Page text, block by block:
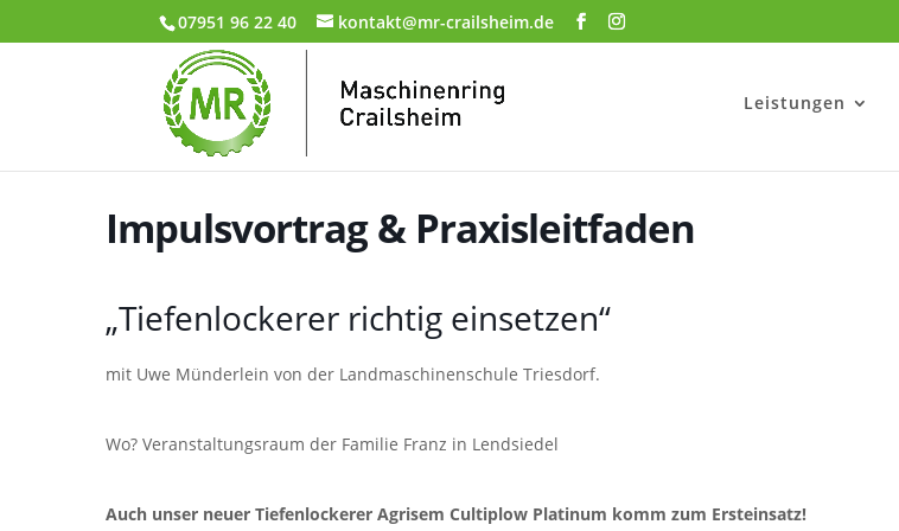
07951 96 22 40 kontakt@mr-crailsheim.de
Leistungen
Impulsvortrag & Praxisleitfaden
„Tiefenlockerer richtig einsetzen“
mit Uwe Münderlein von der Landmaschinenschule Triesdorf.
Wo? Veranstaltungsraum der Familie Franz in Lendsiedel
Auch unser neuer Tiefenlockerer Agrisem Cultiplow Platinum komm zum Ersteinsatz!